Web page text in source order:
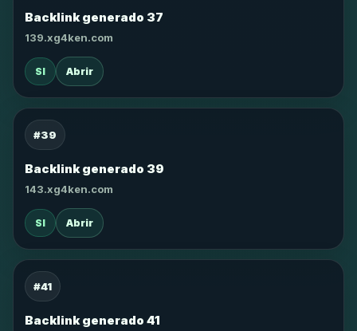
Backlink generado 37
139.xg4ken.com
SI Abrir
#39
Backlink generado 39
143.xg4ken.com
SI Abrir
#41
Backlink generado 41